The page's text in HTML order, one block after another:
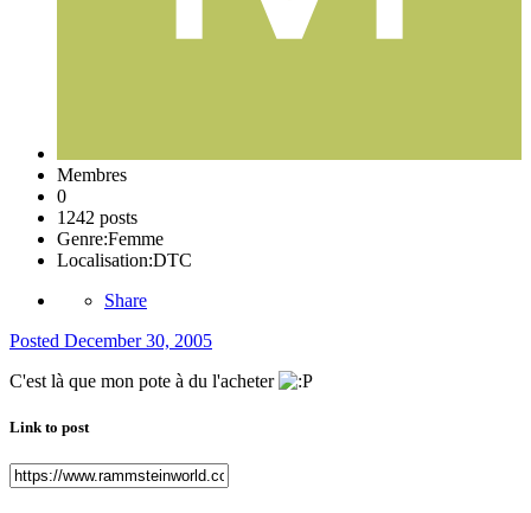
Membres
0
1242 posts
Genre:Femme
Localisation:DTC
Share
Posted December 30, 2005
C'est là que mon pote à du l'acheter
Link to post